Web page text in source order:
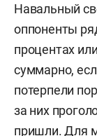
Навальный
оппоненты
процентах
суммарно,
потерпели
за них
пришли. Для